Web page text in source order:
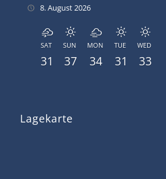
8. August 2026
SAT
31
SUN
37
MON
34
TUE
31
WED
33
Lagekarte